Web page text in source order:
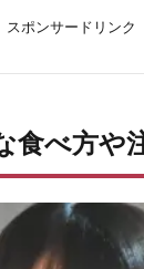
スポンサードリンク
食べ方や